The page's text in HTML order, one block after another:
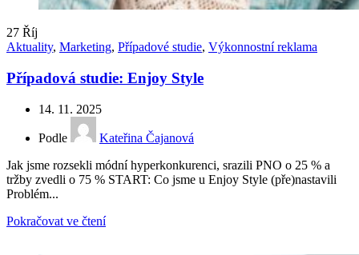
27 Říj
Aktuality, Marketing, Případové studie, Výkonnostní reklama
Případová studie: Enjoy Style
14. 11. 2025
Podle
Kateřina Čajanová
Jak jsme rozsekli módní hyperkonkurenci, srazili PNO o 25 % a
tržby zvedli o 75 % START: Co jsme u Enjoy Style (pře)nastavili
Problém...
Pokračovat ve čtení